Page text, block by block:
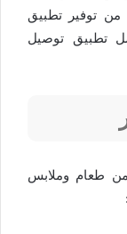
من توفير تطبيق
تطبيق توصيل
طعام وملابس